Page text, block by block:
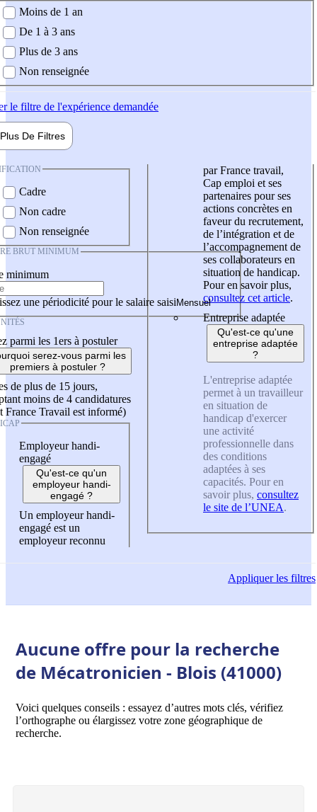
demandée
Moins de 1 an
De 1 à 3 ans
Plus de 3 ans
Non renseignée
le filtre de l'expérience demandée
Plus De Filtres
Cadre
Non cadre
Non renseignée
BRUT MINIMUM
minimum
une périodicité pour le salaire saisi
parmi les 1ers à postuler
serez-vous parmi les
premiers à postuler ?
de plus de 15 jours,
moins de 4 candidatures
France Travail est informé)
Employeur handi-
engagé
Qu'est-ce qu'un
employeur handi-
engagé ?
Un employeur handi-
engagé est un
employeur reconnu
par France travail,
Cap emploi et ses
partenaires pour ses
actions concrètes en
faveur du recrutement,
de l’intégration et de
l’accompagnement de
ses collaborateurs en
situation de handicap.
Pour en savoir plus,
consultez cet article.
Entreprise adaptée
Qu'est-ce qu'une
entreprise adaptée
?
L'entreprise adaptée
permet à un travailleur
en situation de
handicap d'exercer
une activité
professionnelle dans
des conditions
adaptées à ses
capacités. Pour en
savoir plus, consultez
le site de l’UNEA.
Appliquerles filtres
Aucune offre pour la recherche
de Mécatronicien - Blois (41000)
Voici quelques conseils : essayez d’autres mots clés, vérifiez
l’orthographe ou élargissez votre zone géographique de
recherche.